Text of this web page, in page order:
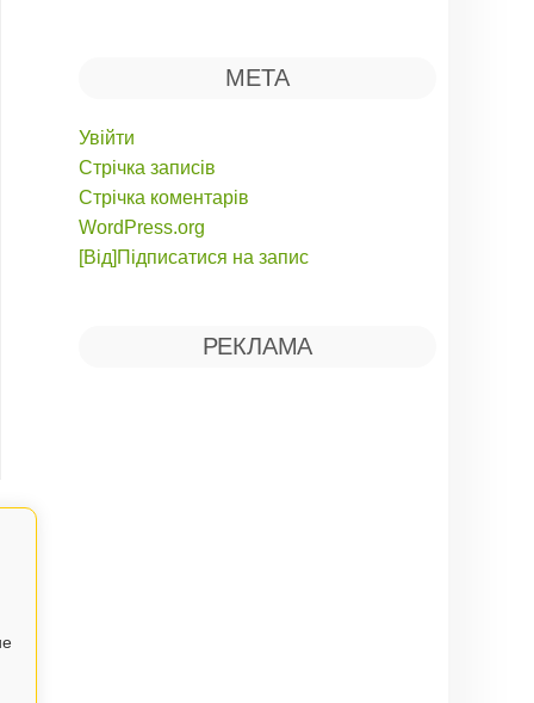
МЕТА
Увійти
Стрічка записів
Стрічка коментарів
WordPress.org
[Від]Підписатися на запис
РЕКЛАМА